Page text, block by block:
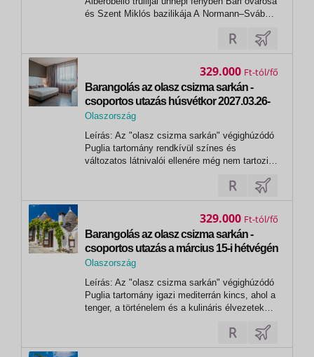
és Szent Miklós bazilikája A Normann–Sváb
Barangolás az olasz csizma sarkán -
csoportos utazás húsvétkor 2027.03.26-
30.
Olaszország
Bari
Leírás: Az "olasz csizma sarkán" végighúzódó
Puglia tartomány rendkívül színes és
változatos látnivalói ellenére még nem tartozik
háborítatlan olasz hangulat uralkodik itt. A
vidéket olajfaligetek és szőlőbirtokok tarkítják,
329.000 Ft
Barangolás az olasz csizma sarkán -
csoportos utazás a március 15-i hétvégén
2027.03.14-18.
Olaszország
Bari
Leírás: Az "olasz csizma sarkán" végighúzódó
Puglia tartomány igazi mediterrán kincs, ahol a
tenger, a történelem és a kulináris élvezetek
szőlőbirtokok tarkítják, a kisvárosok keskeny
utcáin számtalan érdekes látnivalót
329.000 Ft